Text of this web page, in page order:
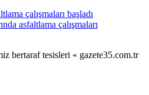
asfaltlama çalışmaları